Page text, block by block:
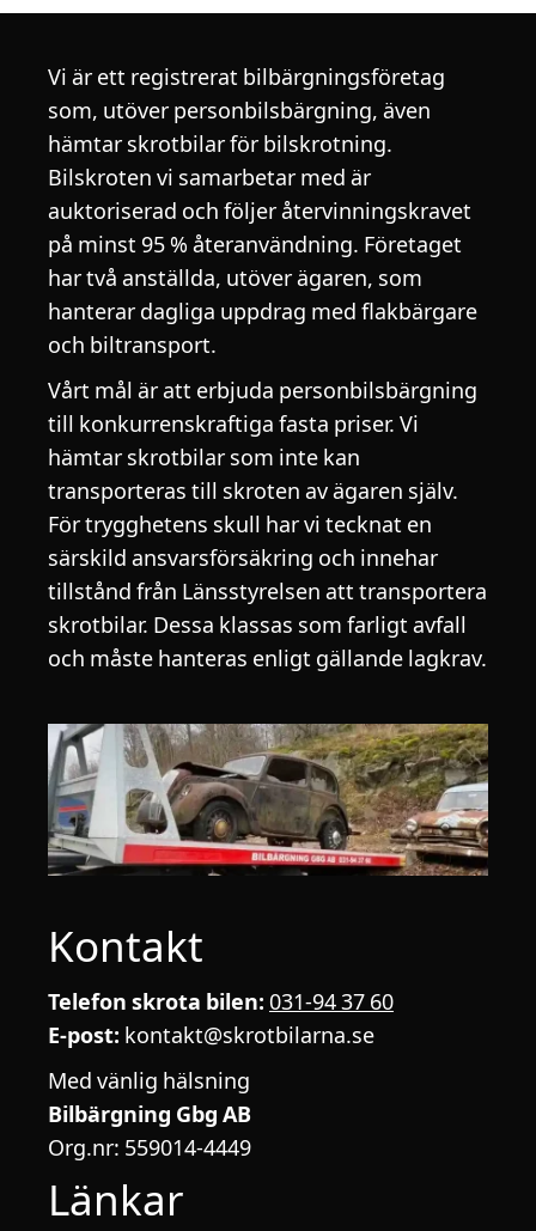
Vi är ett registrerat bilbärgningsföretag
som, utöver personbilsbärgning, även
hämtar skrotbilar för bilskrotning.
Bilskroten vi samarbetar med är
auktoriserad och följer återvinningskravet
på minst 95 % återanvändning. Företaget
har två anställda, utöver ägaren, som
hanterar dagliga uppdrag med flakbärgare
och biltransport.
Vårt mål är att erbjuda personbilsbärgning
till konkurrenskraftiga fasta priser. Vi
hämtar skrotbilar som inte kan
transporteras till skroten av ägaren själv.
För trygghetens skull har vi tecknat en
särskild ansvarsförsäkring och innehar
tillstånd från Länsstyrelsen att transportera
skrotbilar. Dessa klassas som farligt avfall
och måste hanteras enligt gällande lagkrav.
Kontakt
Telefon skrota bilen: 031-94 37 60
E-post: kontakt@skrotbilarna.se
Med vänlig hälsning
Bilbärgning Gbg AB
Org.nr: 559014-4449
Länkar